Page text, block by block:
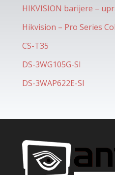
HIKVISION barijere –
Hikvision – Pro Series
CS-T35
DS-3WG105G-SI
DS-3WAP622E-SI